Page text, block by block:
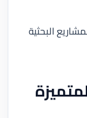
البحثية